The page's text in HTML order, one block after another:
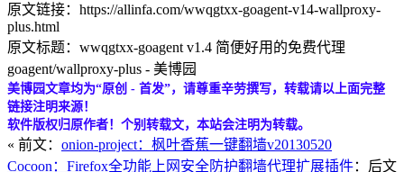
原文链接：https://allinfa.com/wwqgtxx-goagent-v14-wallproxy-
plus.html
原文标题：wwqgtxx-goagent v1.4 简便好用的免费代理
goagent/wallproxy-plus - 美博园
美博园文章均为“原创 - 首发”，请尊重辛劳撰写，转载请以上面完整
链接注明来源！
软件版权归原作者！个别转载文，本站会注明为转载。
« 前文： onion-project：枫叶香蕉一键翻墙v20130520
Cocoon：Firefox全功能上网安全防护翻墙代理扩展插件：后文